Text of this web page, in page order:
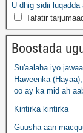
U dhig sidii luqadda
Tafatir
Boostada
Su'aalaha iyo
Haweenka
oo ay ka mid ah
Kintirka kintirka
Guusha aan